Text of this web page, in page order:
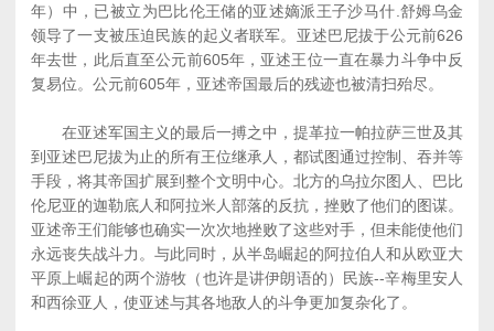
年）中，已被立为巴比伦王储的亚述嫡派王子沙马什.舒姆乌金
领导了一支被压迫民族的起义者联军。亚述巴尼拔于公元前626
年去世，此后直至公元前605年，亚述王位一直在暴力斗争中反
复易位。公元前605年，亚述帝国最后的残迹也被清扫殆尽。
在亚述军国主义的最后一搏之中，提革拉一帕拉萨三世及其
到亚述巴尼拔为止的所有王位继承人，都试图通过控制、吞并等
手段，将其帝国扩展到整个文明中心。北方的乌拉尔图人、巴比
伦尼亚的迦勒底人和阿拉米人部落的反抗，挫败了他们的图谋。
亚述帝王们能够也确实一次次地挫败了这些对手，但未能使他们
永远丧失战斗力。与此同时，从半岛崛起的阿拉伯人和从欧亚大
平原上崛起的两个游牧（也许是讲伊朗语的）民族--辛梅里安人
和西徐亚人，使亚述与其各地敌人的斗争更加复杂化了。